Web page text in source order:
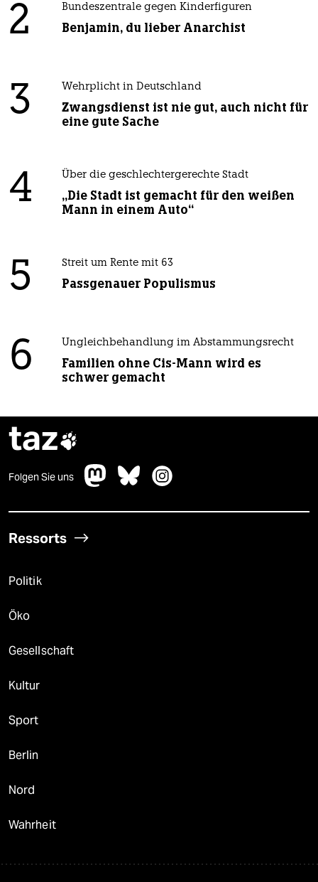
2 Bundeszentrale gegen Kinderfiguren
Benjamin, du lieber Anarchist
3 Wehrplicht in Deutschland
Zwangsdienst ist nie gut, auch nicht für
eine gute Sache
4 Über die geschlechtergerechte Stadt
„Die Stadt ist gemacht für den weißen
Mann in einem Auto“
5 Streit um Rente mit 63
Passgenauer Populismus
6 Ungleichbehandlung im Abstammungsrecht
Familien ohne Cis-Mann wird es
schwer gemacht
taz
Folgen Sie uns
Ressorts
Politik
Öko
Gesellschaft
Kultur
Sport
Berlin
Nord
Wahrheit